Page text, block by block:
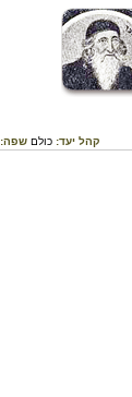
קהל יעד: כולם שפה: